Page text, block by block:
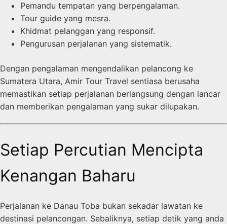
Pemandu tempatan yang berpengalaman.
Tour guide yang mesra.
Khidmat pelanggan yang responsif.
Pengurusan perjalanan yang sistematik.
Dengan pengalaman mengendalikan pelancong ke
Sumatera Utara, Amir Tour Travel sentiasa berusaha
memastikan setiap perjalanan berlangsung dengan lancar
dan memberikan pengalaman yang sukar dilupakan.
Setiap Percutian Mencipta
Kenangan Baharu
Perjalanan ke Danau Toba bukan sekadar lawatan ke
destinasi pelancongan. Sebaliknya, setiap detik yang anda